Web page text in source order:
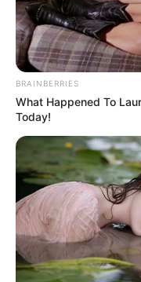
BRAINBERRIES
What Happened To
Today!